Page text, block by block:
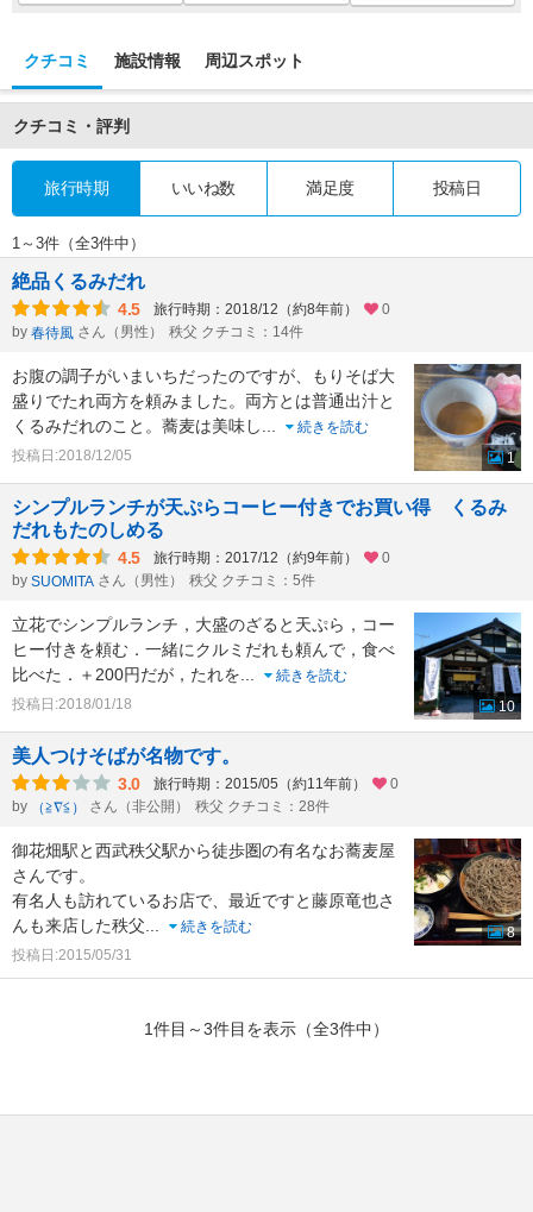
クチコミ 施設情報 周辺スポット
クチコミ・評判
旅行時期 いいね数 満足度 投稿日
1～3件（全3件中）
絶品くるみだれ
4.5 旅行時期：2018/12（約8年前）
0
by 春待風 さん（男性） 秩父 クチコミ：14件
お腹の調子がいまいちだったのですが、もりそば大
盛りでたれ両方を頼みました。両方とは普通出汁と
くるみだれのこと。蕎麦は美味し...
続きを読む
投稿日:2018/12/05
1
シンプルランチが天ぷらコーヒー付きでお買い得 くるみ
だれもたのしめる
4.5 旅行時期：2017/12（約9年前）
0
by SUOMITA さん（男性） 秩父 クチコミ：5件
立花でシンプルランチ，大盛のざると天ぷら，コー
ヒー付きを頼む．一緒にクルミだれも頼んで，食べ
比べた．＋200円だが，たれを...
続きを読む
投稿日:2018/01/18
10
美人つけそばが名物です。
3.0 旅行時期：2015/05（約11年前）
0
by
（≧∇≦） さん（非公開） 秩父 クチコミ：28件
御花畑駅と西武秩父駅から徒歩圏の有名なお蕎麦屋
さんです。
有名人も訪れているお店で、最近ですと藤原竜也さ
んも来店した秩父...
続きを読む
投稿日:2015/05/31
8
1件目～3件目を表示（全3件中）